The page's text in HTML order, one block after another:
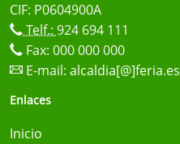
CIF: P0604900A
Telf.: 924 694 111
Fax: 000 000 000
E-mail: alcaldia[@]feria.es
Enlaces
Inicio